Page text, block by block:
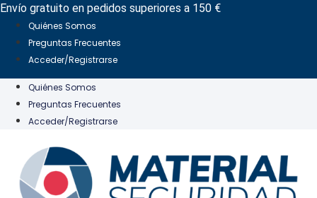
Ir
contenido
Envío gratuito en pedidos superiores a 150 €
Quiénes Somos
Preguntas Frecuentes
Acceder/Registrarse
Quiénes Somos
Preguntas Frecuentes
Acceder/Registrarse